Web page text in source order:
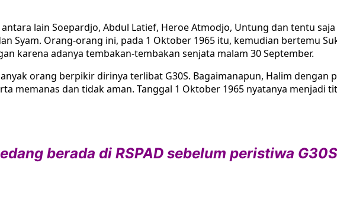
lain Soepardjo, Abdul Latief, Heroe Atmodjo, Untung dan tentu
Syam. Orang-orang ini, pada 1 Oktober 1965 itu, kemudian bertemu
karena adanya tembakan-tembakan senjata malam 30 September.
orang berpikir dirinya terlibat G30S. Bagaimanapun, Halim dengan
memanas dan tidak aman. Tanggal 1 Oktober 1965 nyatanya menjadi
berada di RSPAD sebelum peristiwa